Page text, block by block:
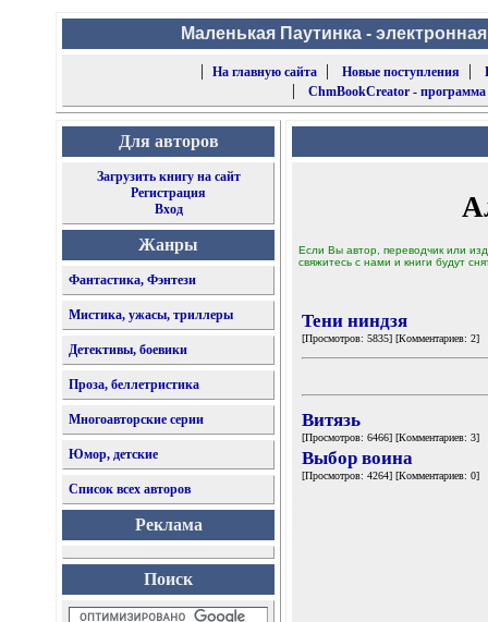
Маленькая Паутинка -
|
На главную сайта| Новые поступления |
| ChmBookCreator -
Для авторов
Загрузить книгу на сайт
Регистрация
Вход
Жанры
Фантастика, Фэнтези
Мистика, ужасы, триллеры
Детективы, боевики
Проза, беллетристика
Многоавторские серии
Юмор, детские
Список всех авторов
Реклама
Поиск
Если Вы автор, переводчик или
свяжитесь с нами и книги будут
Тени ниндзя
[Просмотров: 5835] [Комментариев: 2]
Витязь
[Просмотров: 6466] [Комментариев: 3]
Выбор воина
[Просмотров: 4264] [Комментариев: 0]